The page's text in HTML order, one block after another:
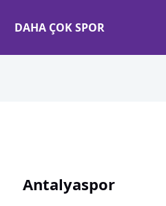
DAHA ÇOK SPOR
Antalyaspor